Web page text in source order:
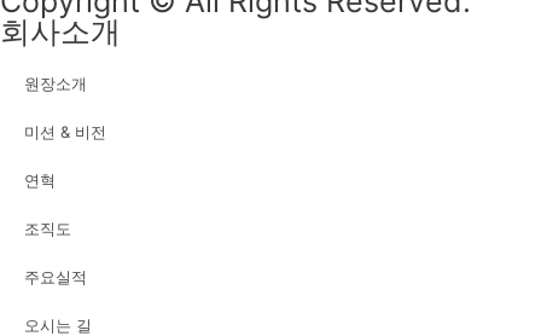
회사소개
원장소개
미션 & 비전
연혁
조직도
주요실적
오시는 길